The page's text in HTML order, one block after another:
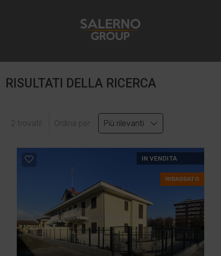
RISULTATI DELLA RICERCA
2 trovati! Ordina per: Più rilevanti
IN VENDITA
RIBASSATO